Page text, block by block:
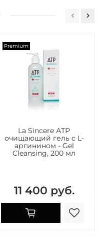
Premium
La Sincere АТР
очищающий гель c L-
аргинином - Gel
Cleansing, 200 мл
11 400 руб.